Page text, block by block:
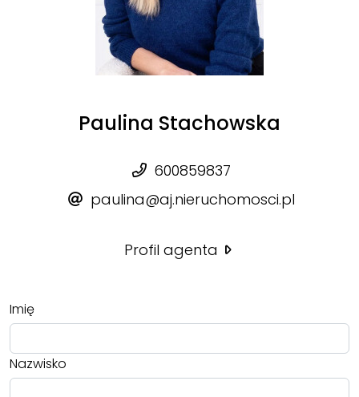
Paulina Stachowska
600859837
paulina@aj.nieruchomosci.pl
Profil agenta
Imię
Nazwisko